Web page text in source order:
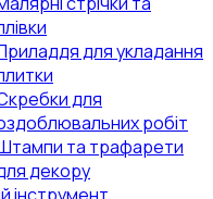
для укладання
для
робіт
та трафарети
декору